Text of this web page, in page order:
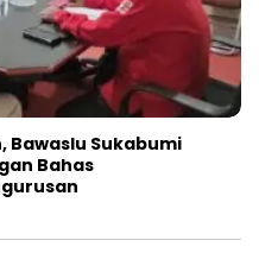
Bawaslu Sukabumi
Bahas